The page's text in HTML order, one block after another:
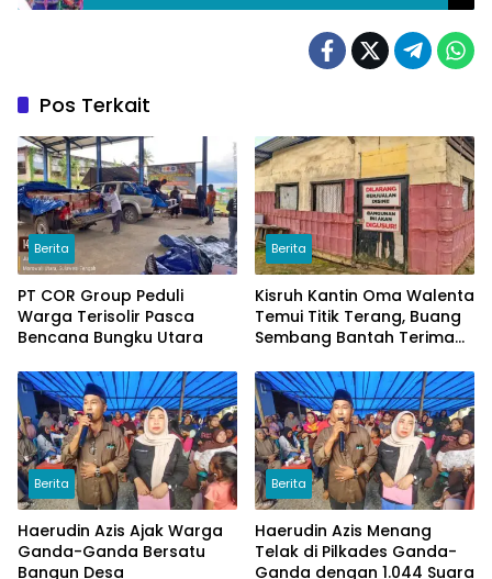
Pos Terkait
Berita
PT COR Group Peduli
Warga Terisolir Pasca
Bencana Bungku Utara
Berita
Kisruh Kantin Oma Walenta
Temui Titik Terang, Buang
Sembang Bantah Terima
Berita
Haerudin Azis Ajak Warga
Ganda-Ganda Bersatu
Bangun Desa
Berita
Haerudin Azis Menang
Telak di Pilkades Ganda-
Ganda dengan 1.044 Suara